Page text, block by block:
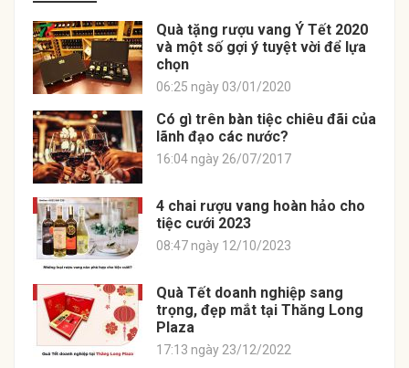
Quà tặng rượu vang Ý Tết 2020
và một số gợi ý tuyệt vời để lựa
chọn
06:25 ngày 03/01/2020
Có gì trên bàn tiệc chiêu đãi của
lãnh đạo các nước?
16:04 ngày 26/07/2017
4 chai rượu vang hoàn hảo cho
tiệc cưới 2023
08:47 ngày 12/10/2023
Quà Tết doanh nghiệp sang
trọng, đẹp mắt tại Thăng Long
Plaza
17:13 ngày 23/12/2022